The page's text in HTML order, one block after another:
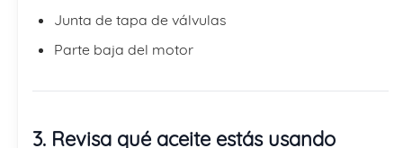
Junta de tapa de válvulas
Parte baja del motor
3. Revisa qué aceite estás usando